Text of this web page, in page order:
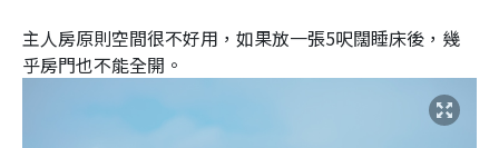
主人房原則空間很不好用，如果放一張5呎闊睡床後，幾
乎房門也不能全開。